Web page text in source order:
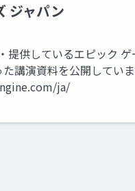
ジャパン
提供しているエピック
講演資料を公開してい
ja/